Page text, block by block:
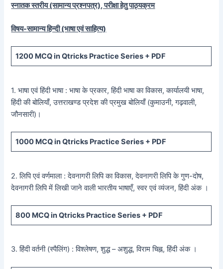
स्नातक स्तरीय (सामान्य प्रश्नपत्र), परीक्षा हेतु पाठ्यक्रम
विषय-सामान्य हिन्दी (भाषा एवं साहित्य)
1200 MCQ in Qtricks Practice Series + PDF
1. भाषा एवं हिंदी भाषा : भाषा के प्रकार, हिंदी भाषा का विकास, कार्यालयी भाषा,
हिंदी की बोलियाँ, उत्तराखण्ड प्रदेश की प्रमुख बोलियाँ (कुमाउनी, गढ़वाली,
जौनसारी)।
1000 MCQ in Qtricks Practice Series + PDF
2. लिपि एवं वर्णमाला : देवनागरी लिपि का विकास, देवनागरी लिपि के गुण-दोष,
देवनागरी लिपि में लिखी जाने वाली भारतीय भाषाएँ, स्वर एवं व्यंजन, हिंदी अंक ।
800 MCQ in Qtricks Practice Series + PDF
3. हिंदी वर्तनी (स्पैलिंग) : विश्लेषण, शुद्ध – अशुद्ध, विराम चिह्न, हिंदी अंक ।